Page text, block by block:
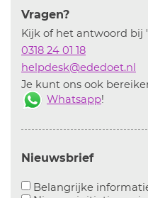
Vragen?
Kijk of het antwoord bij '
0318 24 01 18
helpdesk@ededoet.nl
Je kunt ons ook
Whatsapp!
Nieuwsbrief
Belangrijke